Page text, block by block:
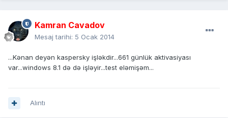
Kamran Cavadov
Mesaj tarihi: 5 Ocak 2014
...Kənan deyən kaspersky işləkdir...661 günlük aktivasiyası
var...windows 8.1 də də işləyir...test eləmişəm...
Alıntı